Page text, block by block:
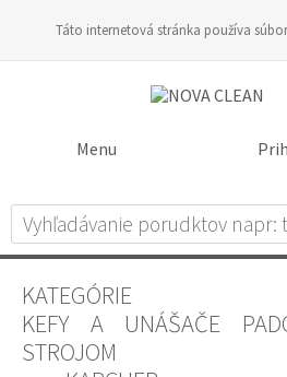
Táto internetová stránka používa
Menu
KATEGÓRIE
KEFY A UNÁŠAČE
STROJOM